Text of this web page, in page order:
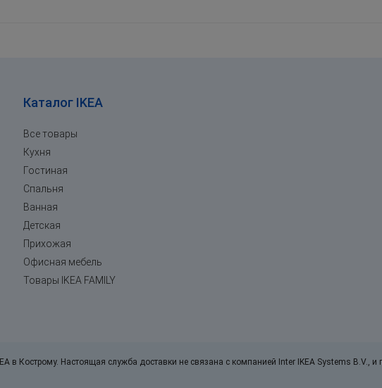
Каталог IKEA
Все товары
Кухня
Гостиная
Спальня
Ванная
Детская
Прихожая
Офисная мебель
Товары IKEA FAMILY
в Кострому. Настоящая служба доставки не связана с компанией Inter IKEA Systems B.V., и